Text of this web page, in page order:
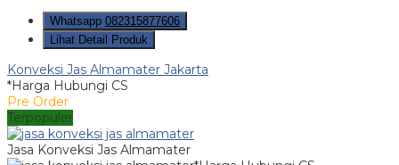
Whatsapp 082315877606
Lihat Detail Produk
Konveksi Jas Almamater Jakarta
*Harga Hubungi CS
Pre Order
Terpopuler
Jasa Konveksi Jas Almamater